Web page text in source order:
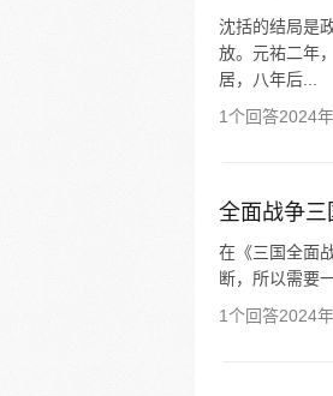
沈括的结局是
放。元祐二年
居，八年后...
1个回答2024
全面战争三
在《三国全面
断，所以需要
1个回答2024